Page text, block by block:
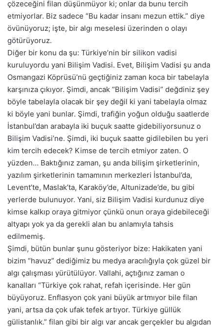
çözeceğini filan düşünmüyor ki; onlar da bunu tercih
etmiyorlar. Biz sadece “Bu kadar insanı mezun ettik.” diye
övünüyoruz; işte, bir algı meselesi üzerinden o olayı
götürüyoruz.
Diğer bir konu da şu: Türkiye’nin bir silikon vadisi
kuruluyordu yani Bilişim Vadisi. Evet, Bilişim Vadisi şu anda
Osmangazi Köprüsü’nü geçtiğiniz zaman koca bir tabelayla
karşınıza çıkıyor. Şimdi, ancak “Bilişim Vadisi” değdiniz şey
böyle tabelayla olacak bir şey değil ki yani tabelayla olmaz
ki böyle yani bunlar. Şimdi, trafiğin yoğun olduğu saatlerde
İstanbul’dan arabayla iki buçuk saatte gidebiliyorsunuz o
Bilişim Vadisi’ne. Şimdi, iki buçuk saatte gidilebilen bu yeri
kim tercih edecek? Kimse de tercih etmiyor zaten. O
yüzden… Baktığınız zaman, şu anda bilişim şirketlerinin,
yazılım şirketlerinin tamamının merkezleri İstanbul’da,
Levent’te, Maslak’ta, Karaköy’de, Altunizade’de, bu gibi
yerlerde bulunuyor. Yani, siz Bilişim Vadisi kurdunuz diye
kimse kalkıp oraya gitmiyor çünkü onun oraya gidebileceği
altyapı yok ya da gerekli alan bu anlamıyla tahsis
edilmemiş.
Şimdi, bütün bunlar şunu gösteriyor bize: Hakikaten yani
bizim “havuz” dediğimiz bu medya aracılığıyla çok güzel bir
algı çalışması yürütülüyor. Vallahi, açtığınız zaman o
kanalları “Türkiye çok rahat, refah içerisinde. Her gün
büyüyoruz. Enflasyon çok yani büyük artmıyor bile filan
yani, artsa da çok ufak tefek artıyor. Türkiye güllük
gülistanlık.” filan gibi bir algı var ancak gerçekler bu algıdan